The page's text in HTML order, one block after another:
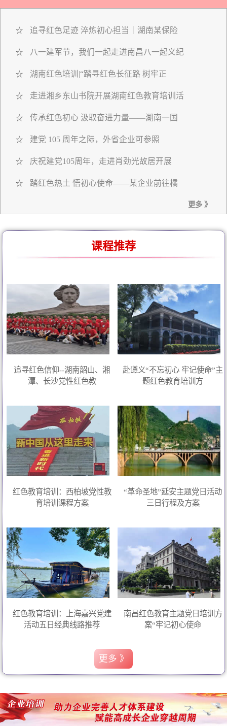
☆ 追寻红色足迹 淬炼初心担当｜湖南某保险
☆ 八一建军节，我们一起走进南昌八一起义纪
☆ 湖南红色培训|“踏寻红色长征路 树牢正
☆ 走进湘乡东山书院开展湖南红色教育培训活
☆ 传承红色初心 汲取奋进力量——湖南一国
☆ 建党 105 周年之际，外省企业可参照
☆ 庆祝建党105周年，走进肖劲光故居开展
☆ 踏红色热土 悟初心使命——某企业前往橘
更多 》
课程推荐
追寻红色信仰--湖南韶山、湘
潭、长沙党性红色教
赴遵义“不忘初心 牢记使命”主
题红色教育培训方
红色教育培训：西柏坡党性教
育培训课程方案
“革命圣地”延安主题党日活动
三日行程及方案
红色教育培训：上海嘉兴党建
活动五日经典线路推荐
南昌红色教育主题党日培训方
案“牢记初心使命
更多 》